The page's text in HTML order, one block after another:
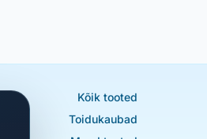
Kõik tooted
Toidukaubad